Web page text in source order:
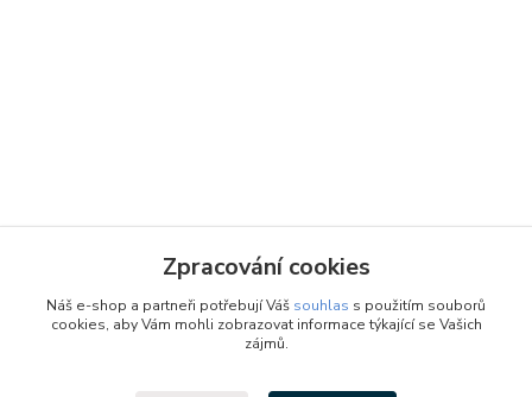
Zpracování cookies
Náš e-shop a partneři potřebují Váš souhlas s použitím souborů
cookies, aby Vám mohli zobrazovat informace týkající se Vašich
zájmů.